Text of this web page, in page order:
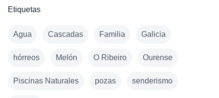
Etiquetas
Agua Cascadas Familia Galicia
hórreos Melón O Ribeiro Ourense
Piscinas Naturales pozas senderismo